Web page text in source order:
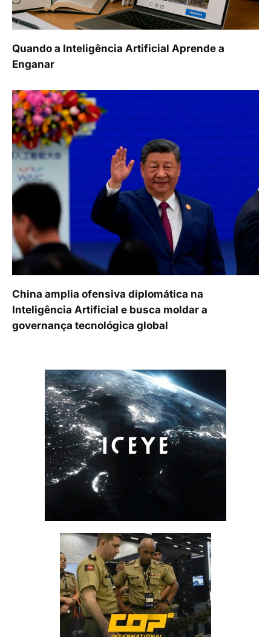
Quando a Inteligência Artificial Aprende a
Enganar
China amplia ofensiva diplomática na
Inteligência Artificial e busca moldar a
governança tecnológica global